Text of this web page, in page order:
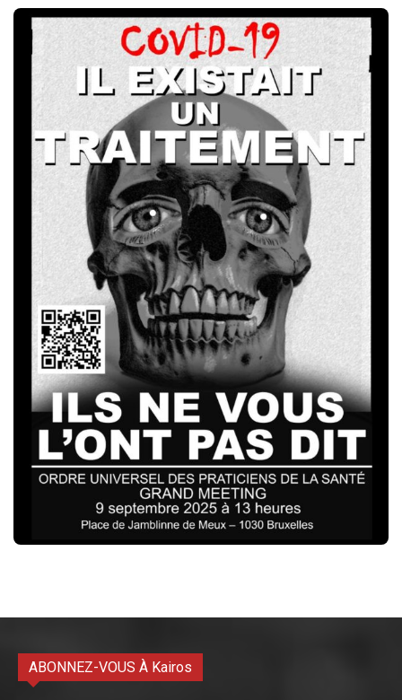
ABONNEZ-VOUS À Kairos